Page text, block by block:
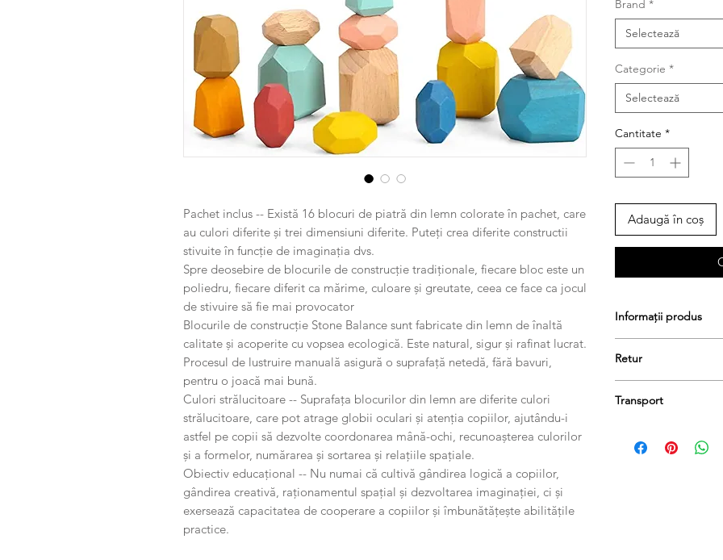
Pachet inclus -- Există 16 blocuri de piatră din lemn colorate în pachet, care
au culori diferite și trei dimensiuni diferite. Puteți crea diferite constructii
stivuite în funcție de imaginația dvs.
Spre deosebire de blocurile de construcție tradiționale, fiecare bloc este un
poliedru, fiecare diferit ca mărime, culoare și greutate, ceea ce face ca jocul
de stivuire să fie mai provocator
Blocurile de construcție Stone Balance sunt fabricate din lemn de înaltă
calitate și acoperite cu vopsea ecologică. Este natural, sigur și rafinat lucrat.
Procesul de lustruire manuală asigură o suprafață netedă, fără bavuri,
pentru o joacă mai bună.
Culori strălucitoare -- Suprafața blocurilor din lemn are diferite culori
strălucitoare, care pot atrage globii oculari și atenția copiilor, ajutându-i
astfel pe copii să dezvolte coordonarea mână-ochi, recunoașterea culorilor
și a formelor, numărarea și sortarea și relațiile spațiale.
Obiectiv educațional -- Nu numai că cultivă gândirea logică a copiilor,
gândirea creativă, raționamentul spațial și dezvoltarea imaginației, ci și
exersează capacitatea de cooperare a copiilor și îmbunătățește abilitățile
practice.
Brand *
Selectează
Categorie *
Selectează
Cantitate *
Adaugă în coș
Informații produs
Retur
păstrați etichetele și
Transport
zile lucrătoare.